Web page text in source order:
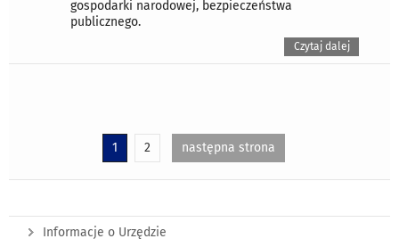
gospodarki narodowej, bezpieczeństwa
publicznego.
Czytaj dalej
1 2 następna strona
Informacje o Urzędzie